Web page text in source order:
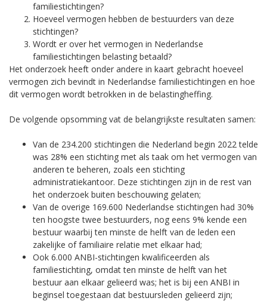
familiestichtingen?
Hoeveel vermogen hebben de bestuurders van deze
stichtingen?
Wordt er over het vermogen in Nederlandse
familiestichtingen belasting betaald?
Het onderzoek heeft onder andere in kaart gebracht hoeveel
vermogen zich bevindt in Nederlandse familiestichtingen en hoe
dit vermogen wordt betrokken in de belastingheffing.
De volgende opsomming vat de belangrijkste resultaten samen:
Van de 234.200 stichtingen die Nederland begin 2022 telde
was 28% een stichting met als taak om het vermogen van
anderen te beheren, zoals een stichting
administratiekantoor. Deze stichtingen zijn in de rest van
het onderzoek buiten beschouwing gelaten;
Van de overige 169.600 Nederlandse stichtingen had 30%
ten hoogste twee bestuurders, nog eens 9% kende een
bestuur waarbij ten minste de helft van de leden een
zakelijke of familiaire relatie met elkaar had;
Ook 6.000 ANBI-stichtingen kwalificeerden als
familiestichting, omdat ten minste de helft van het
bestuur aan elkaar gelieerd was; het is bij een ANBI in
beginsel toegestaan dat bestuursleden gelieerd zijn;